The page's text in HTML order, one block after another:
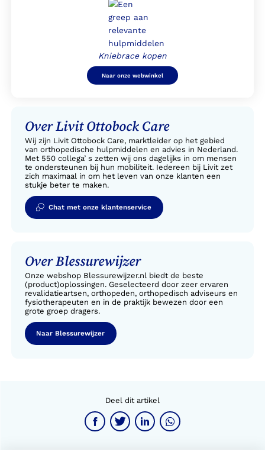
Kniebrace kopen
Naar onze webwinkel
Over Livit Ottobock Care
Wij zijn Livit Ottobock Care, marktleider op het gebied
van orthopedische hulpmiddelen en advies in Nederland.
Met 550 collega’ s zetten wij ons dagelijks in om mensen
te ondersteunen bij hun mobiliteit. Iedereen bij Livit zet
zich maximaal in om het leven van onze klanten een
stukje beter te maken.
Chat met onze klantenservice
Over Blessurewijzer
Onze webshop Blessurewijzer.nl biedt de beste
(product)oplossingen. Geselecteerd door zeer ervaren
revalidatieartsen, orthopeden, orthopedisch adviseurs en
fysiotherapeuten en in de praktijk bewezen door een
grote groep dragers.
Naar Blessurewijzer
Deel dit artikel